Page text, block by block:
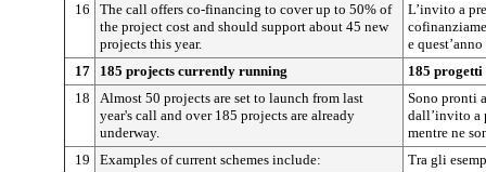
16
The call offers co-financing to cover up to 50% of
the project cost and should support about 45 new
projects this year.
L’invito a
e
17
185 projects currently running
185
18
Almost 50 projects are set to launch from last
year's call and over 185 projects are already
underway.
Sono pronti
dall’invito a
mentre ne
19
Examples of current schemes include:
Tra gli